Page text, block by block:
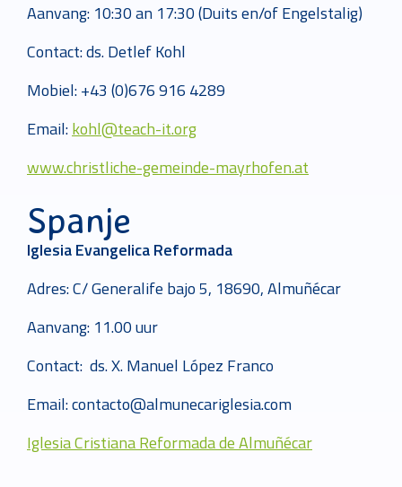
Aanvang: 10:30 an 17:30 (Duits en/of Engelstalig)
Contact: ds. Detlef Kohl
Mobiel: +43 (0)676 916 4289
Email:kohl@teach-it.org
www.christliche-gemeinde-mayrhofen.at
Spanje
Iglesia Evangelica Reformada
Adres: C/ Generalife bajo 5, 18690, Almuñécar
Aanvang: 11.00 uur
Contact: ds. X. Manuel López Franco
Email: contacto@almunecariglesia.com
Iglesia Cristiana Reformada de Almuñécar